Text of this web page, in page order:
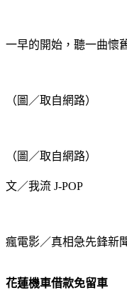
一早的開始，聽一曲懷
（圖／取自網路）
（圖／取自網路）
文／我流 J-POP
瘋電影／真相急先鋒新
花蓮機車借款免留車